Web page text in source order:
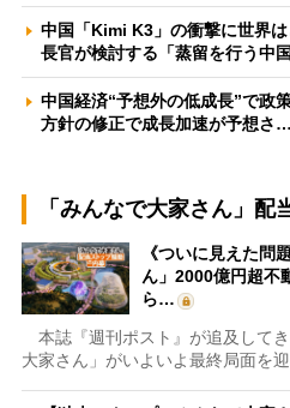
中国「Kimi K3」の衝撃に世界
長官が検討する「蒸留を行う中
中国経済“予想外の低成長”で
方針の修正で成長加速が予想さ…
「みんなで大家さん」
《ついに見えた問
ん」2000億円超不
ら…
本誌『週刊ポスト』が追及して
大家さん」がいよいよ最終局面を